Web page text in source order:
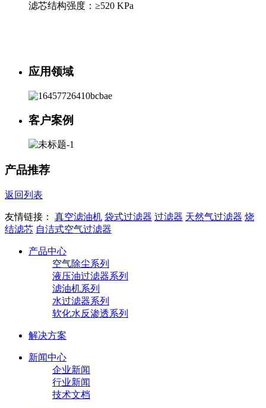
滤芯结构强度：≥520 KPa
应用领域
客户案例
产品推荐
返回列表
友情链接： 真空滤油机 袋式过滤器 过滤器 天然气过滤器 烧
结滤芯 自洁式空气过滤器
产品中心
空气除尘系列
液压油过滤器系列
滤油机系列
水过滤器系列
软化水反渗透系列
解决方案
新闻中心
企业新闻
行业新闻
技术文档